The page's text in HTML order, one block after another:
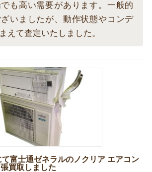
も高い需要があります。一般的
いましたが、動作状態やコンデ
えて査定いたしました。
富士通ゼネラルのノクリア エアコン
買取しました